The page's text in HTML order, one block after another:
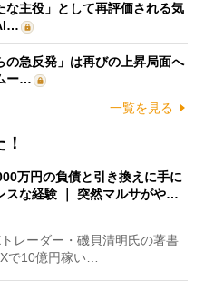
主役」として再評価される気
の急反発」は再びの上昇局面へ
ー…
一覧を見る
万円の負債と引き換えに手に
スな経験 ｜ 突然マルサがや…
レーダー・磯貝清明氏の著書
で10億円稼い…